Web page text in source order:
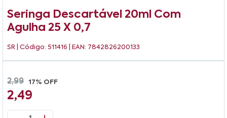
Seringa Descartável 20ml Com
Agulha 25 X 0,7
SR | Código: 511416 | EAN: 7842826200133
2,99 17% OFF
2,49